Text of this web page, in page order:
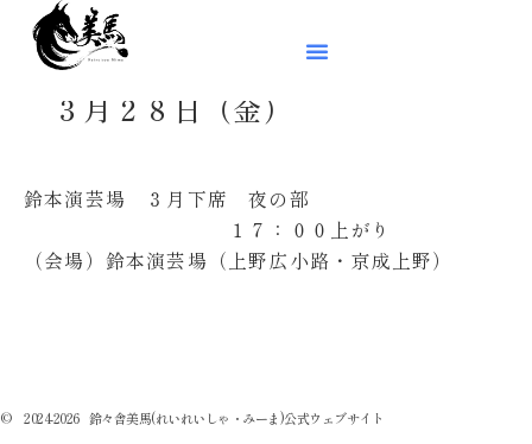
３月２８日（金）
鈴本演芸場 ３月下席 夜の部
１７：００上がり
（会場）鈴本演芸場（上野広小路・京成上野）
© 2024-2026 鈴々舎美馬(れいれいしゃ・みーま)公式ウェブサイト